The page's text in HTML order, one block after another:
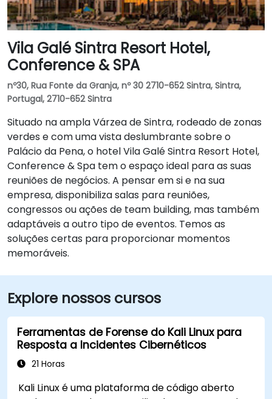
Vila Galé Sintra Resort Hotel,
Conference & SPA
nº30, Rua Fonte da Granja, nº 30 2710-652 Sintra, Sintra,
Portugal, 2710-652 Sintra
Situado na ampla Várzea de Sintra, rodeado de zonas
verdes e com uma vista deslumbrante sobre o
Palácio da Pena, o hotel Vila Galé Sintra Resort Hotel,
Conference & Spa tem o espaço ideal para as suas
reuniões de negócios. A pensar em si e na sua
empresa, disponibiliza salas para reuniões,
congressos ou ações de team building, mas também
adaptáveis a outro tipo de eventos. Temos as
soluções certas para proporcionar momentos
memoráveis.
Explore nossos cursos
Ferramentas de Forense do Kali Linux para
Resposta a Incidentes Cibernéticos
21 Horas
Kali Linux é uma plataforma de código aberto